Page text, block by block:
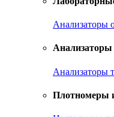
Анализаторы
Анализаторы
Анализаторы
Плотномеры